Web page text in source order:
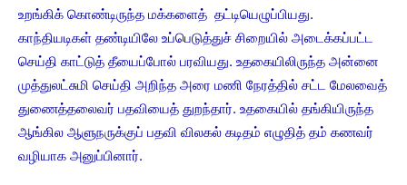
உறங்கிக் கொண்டிருந்த மக்களைத் தட்டியெழுப்பியது.
காந்தியடிகள் தண்டியிலே உப்பெடுத்துச் சிறையில் அடைக்கப்பட்ட
செய்தி காட்டுத் தீயைப்போல் பரவியது. உதகையிலிருந்த அன்னை
முத்துலட்சுமி செய்தி அறிந்த அரை மணி நேரத்தில் சட்ட மேலவைத்
துணைத்தலைவர் பதவியைத் துறந்தார். உதகையில் தங்கியிருந்த
ஆங்கில ஆளுநருக்குப் பதவி விலகல் கடிதம் எழுதித் தம் கணவர்
வழியாக அனுப்பினார்.